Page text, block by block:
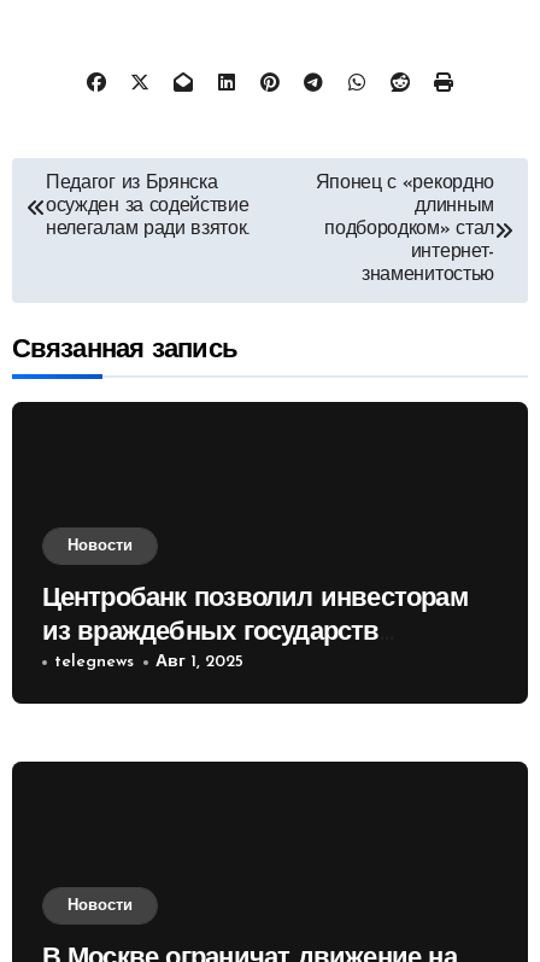
Навигация
по
Педагог из Брянска
осужден за содействие
нелегалам ради взяток.
Японец с «рекордно
длинным
подбородком» стал
интернет-
знаменитостью
Связанная запись
Новости
Центробанк позволил инвесторам
из враждебных государств
приобретать валюту
telegnews Авг 1, 2025
Новости